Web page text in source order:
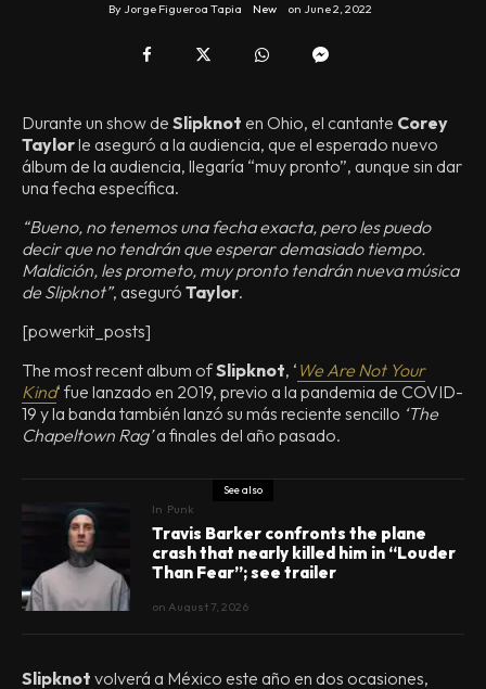
By Jorge Figueroa Tapia New on June 2, 2022
Durante un show de Slipknot en Ohio, el cantante Corey
Taylorle aseguró a la audiencia, que el esperado nuevo
álbum de la audiencia, llegaría “muy pronto”, aunque sin dar
una fecha específica.
“Bueno, no tenemos una fecha exacta, pero les puedo
decir que no tendrán que esperar demasiado tiempo.
Maldición, les prometo, muy pronto tendrán nueva música
de Slipknot”, aseguró Taylor.
[powerkit_posts]
The most recent album ofSlipknot, ‘ We Are Not Your
Kind‘ fue lanzado en 2019, previo a la pandemia de COVID-
19 y la banda también lanzó su más reciente sencillo ‘The
Chapeltown Rag’a finales del año pasado.
See also
In Punk
Travis Barker confronts the plane
crash that nearly killed him in “Louder
Than Fear”; see trailer
on August 7, 2026
Slipknot volverá a México este año en dos ocasiones,